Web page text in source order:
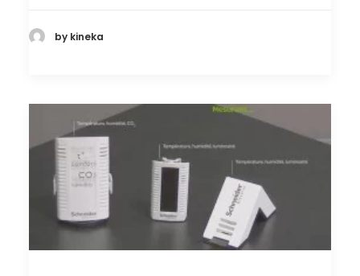
by kineka